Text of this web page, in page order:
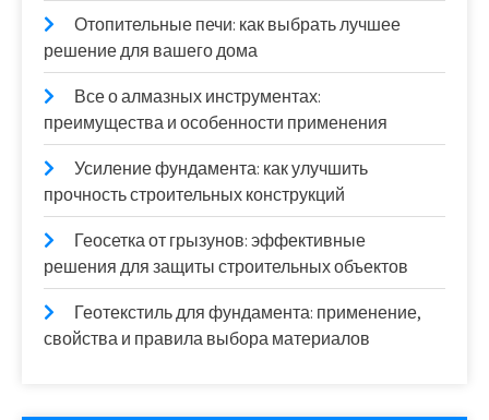
Отопительные печи: как выбрать лучшее
решение для вашего дома
Все о алмазных инструментах:
преимущества и особенности применения
Усиление фундамента: как улучшить
прочность строительных конструкций
Геосетка от грызунов: эффективные
решения для защиты строительных объектов
Геотекстиль для фундамента: применение,
свойства и правила выбора материалов